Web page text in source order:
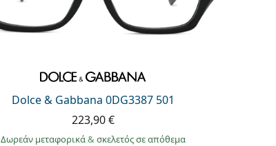
Dolce & Gabbana 0DG3387 501
223,90 €
Δωρεάν μεταφορικά& σκελετός σε απόθεμα